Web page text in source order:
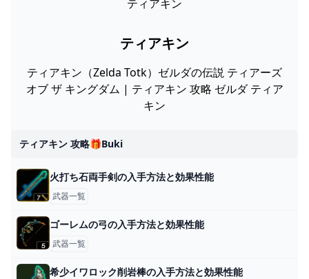
ティアキン
ティアキン
ティアキン（Zelda Totk）ゼルダの伝説 ティアーズ
オブ ザ キングダム | ティアキン 攻略 ゼルダ ティア
キン
ティアキン 攻略🎁buki
火打ち石両手剣の入手方法と効果性能
武器一覧
ゴーレムの弓の入手方法と効果性能
武器一覧
希少イワロック削岩棒の入手方法と効果性能